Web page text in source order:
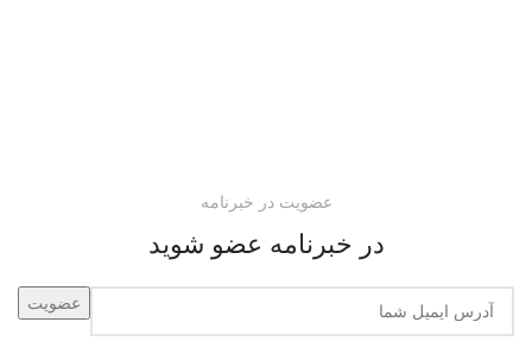
عضویت در خبرنامه
در خبرنامه عضو شوید